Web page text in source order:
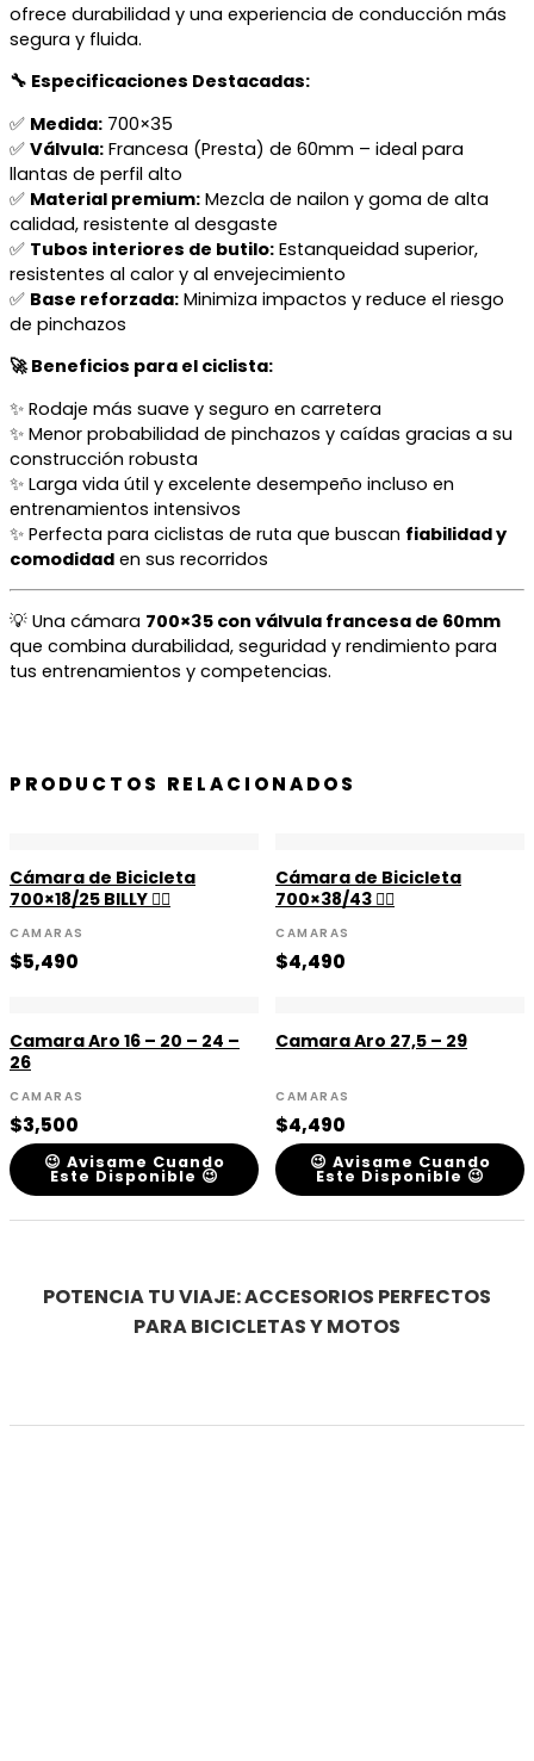
ofrece durabilidad y una experiencia de conducción más
segura y fluida.
🔧 Especificaciones Destacadas:
✅ Medida: 700×35
✅ Válvula: Francesa (Presta) de 60mm – ideal para
llantas de perfil alto
✅ Material premium: Mezcla de nailon y goma de alta
calidad, resistente al desgaste
✅ Tubos interiores de butilo: Estanqueidad superior,
resistentes al calor y al envejecimiento
✅ Base reforzada: Minimiza impactos y reduce el riesgo
de pinchazos
🚀 Beneficios para el ciclista:
✨ Rodaje más suave y seguro en carretera
✨ Menor probabilidad de pinchazos y caídas gracias a su
construcción robusta
✨ Larga vida útil y excelente desempeño incluso en
entrenamientos intensivos
✨ Perfecta para ciclistas de ruta que buscan fiabilidad y
comodidad en sus recorridos
💡 Una cámara 700×35 con válvula francesa de 60mm
que combina durabilidad, seguridad y rendimiento para
tus entrenamientos y competencias.
PRODUCTOS RELACIONADOS
Cámara de Bicicleta
700×18/25 BILLY 🚴‍♀️
CAMARAS
$5,490
Cámara de Bicicleta
700×38/43 🚴‍♀️
CAMARAS
$4,490
Camara Aro 16 – 20 – 24 –
26
CAMARAS
$3,500
😉 Avisame Cuando
Este Disponible 😉
Camara Aro 27,5 – 29
CAMARAS
$4,490
😉 Avisame Cuando
Este Disponible 😉
POTENCIA TU VIAJE: ACCESORIOS PERFECTOS
PARA BICICLETAS Y MOTOS